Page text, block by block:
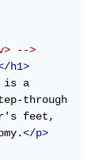
-->
</h1>
is a
through
feet,
</p>